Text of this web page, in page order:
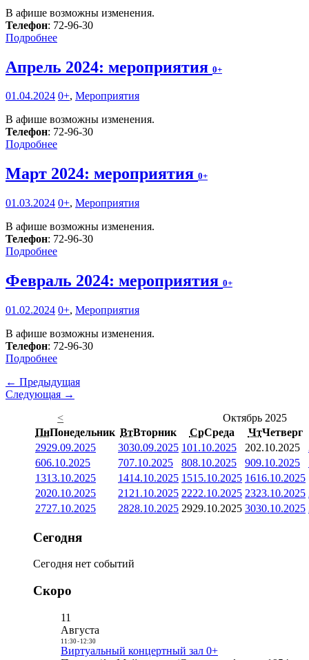
В афише возможны изменения.
Телефон: 72-96-30
Подробнее
Апрель 2024: мероприятия 0+
01.04.2024 0+, Мероприятия
В афише возможны изменения.
Телефон: 72-96-30
Подробнее
Март 2024: мероприятия 0+
01.03.2024 0+, Мероприятия
В афише возможны изменения.
Телефон: 72-96-30
Подробнее
Февраль 2024: мероприятия 0+
01.02.2024 0+, Мероприятия
В афише возможны изменения.
Телефон: 72-96-30
Подробнее
← Предыдущая
Следующая →
<
Октябрь 2025
ПнПонедельник ВтВторник СрСреда ЧтЧетверг
2929.09.2025 3030.09.2025 101.10.2025 202.10.2025
606.10.2025 707.10.2025 808.10.2025 909.10.2025
1313.10.2025 1414.10.2025 1515.10.2025 1616.10.2025
2020.10.2025 21 21.10.2025 2222.10.2025 2323.10.2025
2727.10.2025 2828.10.2025 2929.10.2025 3030.10.2025
Сегодня
Сегодня нет событий
Скоро
11
Августа
11:30- 12:30
Виртуальный концертный зал 0+